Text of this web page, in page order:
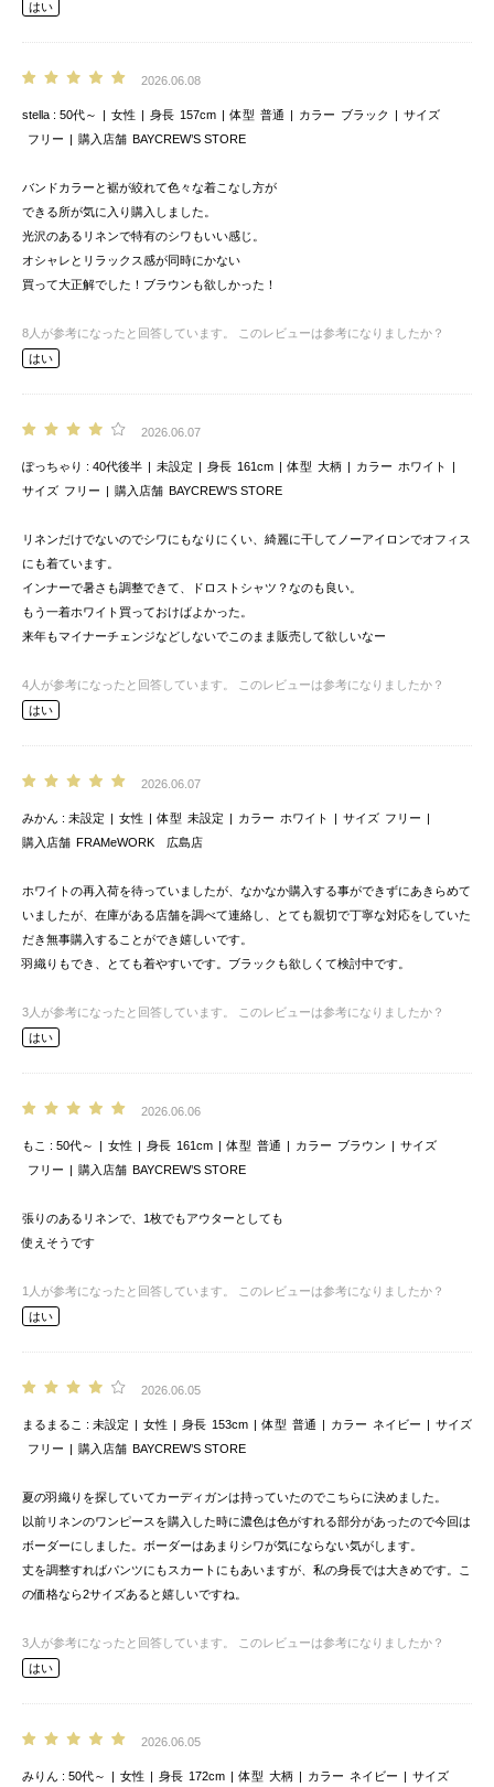
はい
2026.06.08
stella 50代～ 女性 身長 157cm 体型 普通 カラー ブラック
サイズ
フリー
購入店舗 BAYCREW’S STORE
バンドカラーと裾が絞れて色々な着こなし方が
できる所が気に入り購入しました。
光沢のあるリネンで特有のシワもいい感じ。
オシャレとリラックス感が同時にかない
買って大正解でした！ブラウンも欲しかった！
8 人が参考になったと回答しています。
このレビューは参考になりましたか？
はい
2026.06.07
ぽっちゃり 40代後半 未設定 身長 161cm 体型 大柄 カラー ホワイト
サイズ フリー 購入店舗 BAYCREW’S STORE
リネンだけでないのでシワにもなりにくい、綺麗に干してノーアイロンでオフィス
にも着ています。
インナーで暑さも調整できて、ドロストシャツ？なのも良い。
もう一着ホワイト買っておけばよかった。
来年もマイナーチェンジなどしないでこのまま販売して欲しいなー
4 人が参考になったと回答しています。
このレビューは参考になりましたか？
はい
2026.06.07
みかん 未設定 女性 体型 未設定 カラー ホワイト サイズ フリー
購入店舗 FRAMeWORK 広島店
ホワイトの再入荷を待っていましたが、なかなか購入する事ができずにあきらめて
いましたが、在庫がある店舗を調べて連絡し、とても親切で丁寧な対応をしていた
だき無事購入することができ嬉しいです。
羽織りもでき、とても着やすいです。ブラックも欲しくて検討中です。
3 人が参考になったと回答しています。
このレビューは参考になりましたか？
はい
2026.06.06
もこ 50代～ 女性 身長 161cm 体型 普通 カラー ブラウン
サイズ
フリー
購入店舗 BAYCREW’S STORE
張りのあるリネンで、1枚でもアウターとしても
使えそうです
1 人が参考になったと回答しています。
このレビューは参考になりましたか？
はい
2026.06.05
まるまるこ 未設定 女性 身長 153cm 体型 普通 カラー ネイビー
サイズ
フリー
購入店舗 BAYCREW’S STORE
夏の羽織りを探していてカーディガンは持っていたのでこちらに決めました。
以前リネンのワンピースを購入した時に濃色は色がすれる部分があったので今回は
ボーダーにしました。ボーダーはあまりシワが気にならない気がします。
丈を調整すればパンツにもスカートにもあいますが、私の身長では大きめです。こ
の価格なら2サイズあると嬉しいですね。
3 人が参考になったと回答しています。
このレビューは参考になりましたか？
はい
2026.06.05
みりん 50代～ 女性 身長 172cm 体型 大柄 カラー ネイビー
サイズ